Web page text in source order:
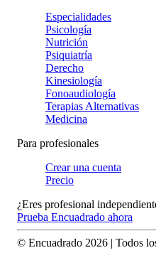
Especialidades
Psicología
Nutrición
Psiquiatría
Derecho
Kinesiología
Fonoaudiología
Terapias Alternativas
Medicina
Para profesionales
Crear una cuenta
Precio
¿Eres profesional
Prueba Encuadrado ahora
© Encuadrado 2026 | Todos